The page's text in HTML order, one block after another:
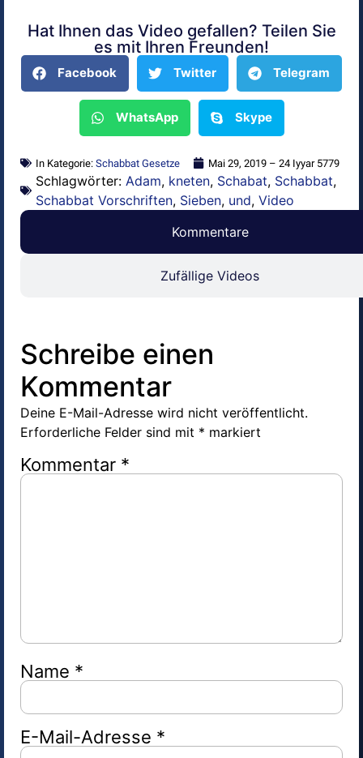
Alternative:
Hat Ihnen das Video gefallen? Teilen Sie
es mit Ihren Freunden!
Facebook Twitter Telegram
WhatsApp Skype
In Kategorie: Schabbat Gesetze Mai 29, 2019 – 24 Iyyar 5779
Schlagwörter: Adam, kneten, Schabat, Schabbat,
Schabbat Vorschriften, Sieben, und, Video
Kommentare
Zufällige Videos
Schreibe einen
Kommentar
Deine E-Mail-Adresse wird nicht veröffentlicht.
Erforderliche Felder sind mit * markiert
Kommentar *
Name *
E-Mail-Adresse *